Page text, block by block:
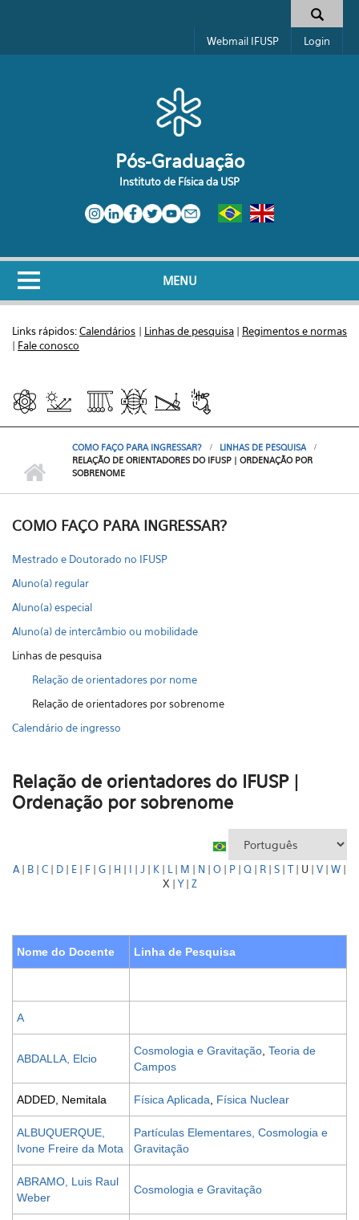
Formulário de busca
Webmail IFUSP Login
Pós-Graduação
Instituto de Física da USP
MENU
Links rápidos:Calendários | Linhas de pesquisa | Regimentos e normas
| Fale conosco
COMO FAÇO PARA INGRESSAR?
LINHAS DE PESQUISA
RELAÇÃO DE ORIENTADORES DO IFUSP | ORDENAÇÃO POR
SOBRENOME
COMO FAÇO PARA INGRESSAR?
Mestrado e Doutorado no IFUSP
Aluno(a) regular
Aluno(a) especial
Aluno(a) de intercâmbio ou mobilidade
Linhas de pesquisa
Relação de orientadores por nome
Relação de orientadores por sobrenome
Calendário de ingresso
Relação de orientadores do IFUSP |
Ordenação por sobrenome
A | B | C | D | E | F | G | H | I | J | K | L | M | N | O | P | Q | R | S | T| U | V | W |
X |Y| Z
Nome do Docente Linha de Pesquisa
A
ABDALLA, Elcio
Cosmologia e Gravitação Teoria de
Campos
ADDED, Nemitala Física Aplicada Física Nuclear
ALBUQUERQUE,
Ivone Freire da Mota
Partículas Elementares, Cosmologia e
Gravitação
ABRAMO, Luis Raul
Weber
Cosmologia e Gravitação